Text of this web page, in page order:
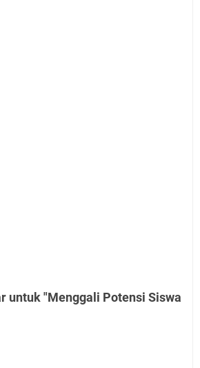
untuk "Menggali Potensi Siswa